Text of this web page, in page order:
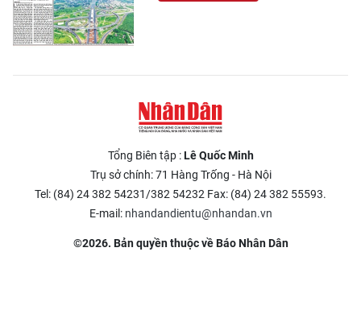
Tổng Biên tập :Lê Quốc Minh
Trụ sở chính: 71 Hàng Trống - Hà Nội
Tel: (84) 24 382 54231/382 54232 Fax: (84) 24 382 55593.
E-mail: nhandandientu@nhandan.vn
©2026. Bản quyền thuộc về Báo Nhân Dân